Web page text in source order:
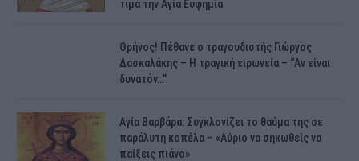
τιμά την Αγία Ευφημία
Θρήνος! Πέθανε ο τραγουδιστής Γιώργος
Δασκαλάκης – Η τραγική ειρωνεία – “Αν είναι
δυνατόν…”
Αγία Βαρβάρα: Συγκλονίζει το θαύμα της σε
παράλυτη κοπέλα – «Αύριο να σηκωθείς να
παίξεις πιάνο»